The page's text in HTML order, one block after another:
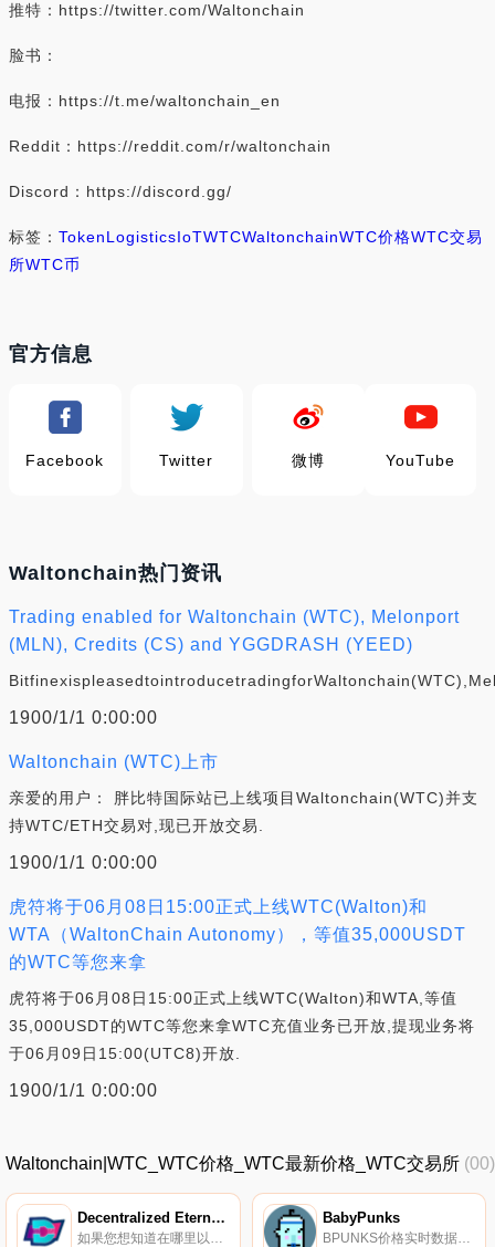
推特：https://twitter.com/Waltonchain
脸书：
电报：https://t.me/waltonchain_en
Reddit：https://reddit.com/r/waltonchain
Discord：https://discord.gg/
标签： TokenLogisticsIoTWTCWaltonchainWTC价格WTC交易
所WTC币
官方信息
Facebook Twitter 微博 YouTube
Waltonchain热门资讯
Trading enabled for Waltonchain (WTC), Melonport
(MLN), Credits (CS) and YGGDRASH (YEED)
1900/1/1 0:00:00
Waltonchain (WTC)上市
亲爱的用户： 胖比特国际站已上线项目Waltonchain(WTC)并支
持WTC/ETH交易对,现已开放交易.
1900/1/1 0:00:00
虎符将于06月08日15:00正式上线WTC(Walton)和
WTA（WaltonChain Autonomy），等值35,000USDT
的WTC等您来拿
虎符将于06月08日15:00正式上线WTC(Walton)和WTA,等值
35,000USDT的WTC等您来拿WTC充值业务已开放,提现业务将
于06月09日15:00(UTC8)开放.
1900/1/1 0:00:00
Waltonchain|WTC_WTC价格_WTC最新价格_WTC交易所 (00)
Decentralized Eternal Virtual Traveller
如果您想知道在哪里以当前价格购买Decentralized Eternal Virtual Traveller,目前交易｛DEVTnname｝股票的顶级加密货币交易所是OKX、ByDEVTt、BingX、TapDEVTt和Gate.io。您可以在我们的加密货币交易所页面上找到其他交易所.
BabyPunks
BPUNKS价格实时数据Baby Punks是一种新的NFT社交代币,由社区驱动,并用持有该代币的流行NFT奖励他们。每一个代币都会增加您在每周NFT彩票中获胜的机会。奖品包括加密朋克、孤独的外星人社交俱乐部、懒惰的狮子、失落的灵魂等等.